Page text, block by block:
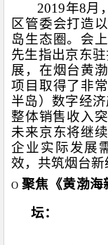
2019年8月
区管委会打造
岛生态圈。会
先生指出京东
展，在烟台黄
项目取得了非
半岛）数字经
整体销售收入
未来京东将继
企业实际发展
效，共筑烟台新
O 聚焦《黄渤海
坛：